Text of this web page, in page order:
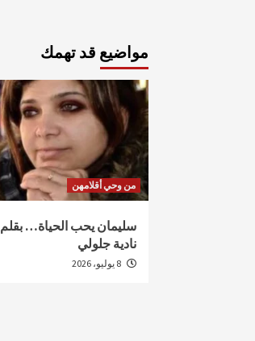
مواضيع قد تهمك
من وحي أقلامهن
سليمان يحب الحياة… بقلم
نادية جلولي